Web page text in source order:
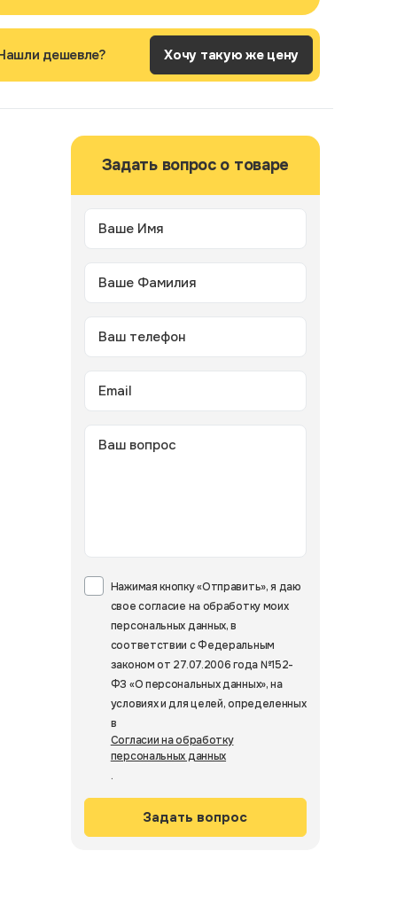
дешевле? Хочу такую же цену
Задать вопрос о товаре
Нажимая кнопку «Отправить», я даю
свое согласие на обработку моих
персональных данных, в
соответствии с Федеральным
законом от 27.07.2006 года №152-
ФЗ «О персональных данных», на
условиях и для целей, определенных
в
Согласии на обработку
персональных данных
.